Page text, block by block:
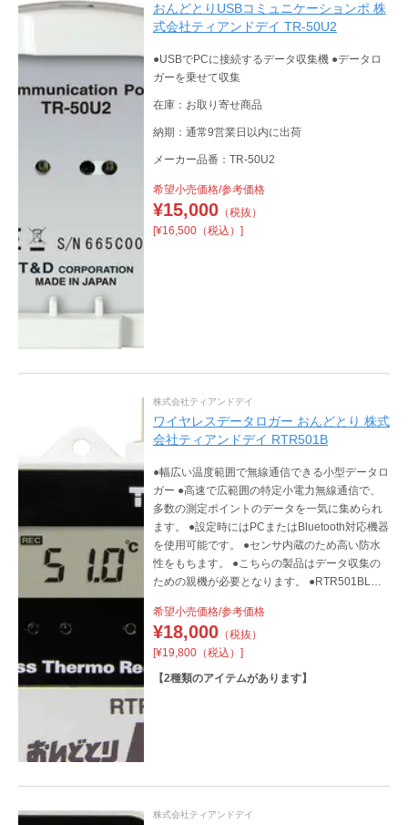
おんどとりUSBコミュニケーションポ 株
式会社ティアンドデイ TR-50U2
●USBでPCに接続するデータ収集機 ●データロ
ガーを乗せて収集
在庫：お取り寄せ商品
納期：通常9営業日以内に出荷
メーカー品番：TR-50U2
希望小売価格/参考価格
¥15,000（税抜）
[¥16,500（税込）]
株式会社ティアンドデイ
ワイヤレスデータロガー おんどとり 株式
会社ティアンドデイ RTR501B
●幅広い温度範囲で無線通信できる小型データロ
ガー ●高速で広範囲の特定小電力無線通信で、
多数の測定ポイントのデータを一気に集められ
ます。 ●設定時にはPCまたはBluetooth対応機器
を使用可能です。 ●センサ内蔵のため高い防水
性をもちます。 ●こちらの製品はデータ収集の
ための親機が必要となります。 ●RTR501BLは
応モデルです。
希望小売価格/参考価格
¥18,000（税抜）
[¥19,800（税込）]
【2種類のアイテムがあります】
株式会社ティアンドデイ